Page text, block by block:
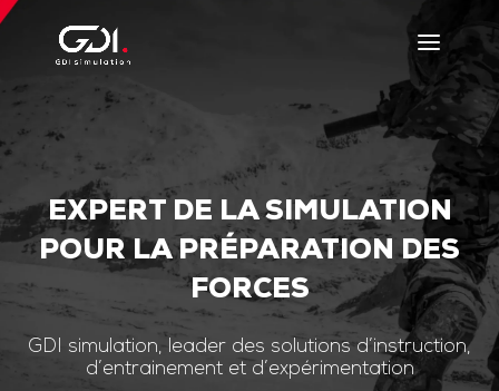
EXPERT DE LA SIMULATION
POUR LA PRÉPARATION DES
FORCES
GDI simulation, leader des solutions d’instruction,
d’entrainement et d’expérimentation